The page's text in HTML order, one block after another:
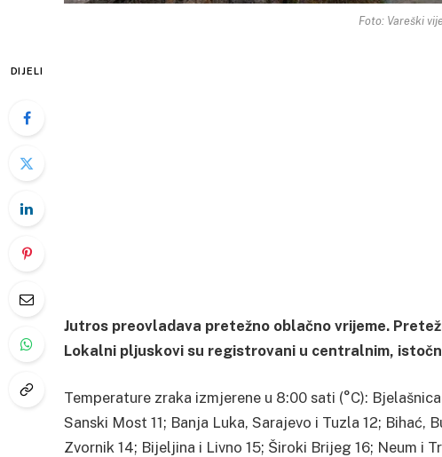
Foto: Vareški
DIJELI
Jutros preovladava pretežno oblačno vrijeme.
Lokalni pljuskovi su registrovani u centralnim,
Temperature zraka izmjerene u 8:00 sati (°C):
Sanski Most 11; Banja Luka, Sarajevo i Tuzla 12; Bihać,
Zvornik 14; Bijeljina i Livno 15; Široki Brijeg 16; Neum i